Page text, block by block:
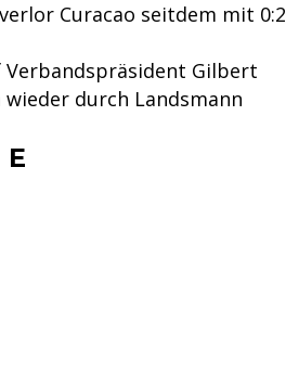
Curacao seitdem mit 0:2
Verbandspräsident Gilbert
durch Landsmann